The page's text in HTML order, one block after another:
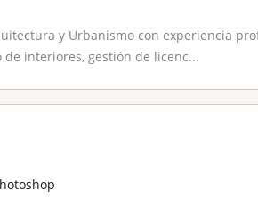
y Urbanismo con experiencia
interiores, gestión de licenc...